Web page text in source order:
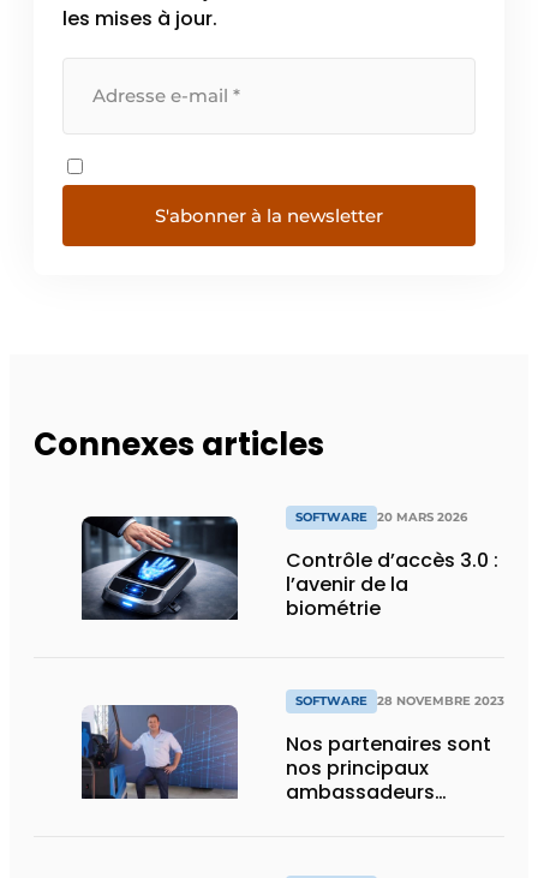
les mises à jour.
S'abonner à la newsletter
Connexes articles
SOFTWARE 20 MARS 2026
Contrôle d’accès 3.0 :
l’avenir de la
biométrie
SOFTWARE 28 NOVEMBRE 2023
Nos partenaires sont
nos principaux
ambassadeurs